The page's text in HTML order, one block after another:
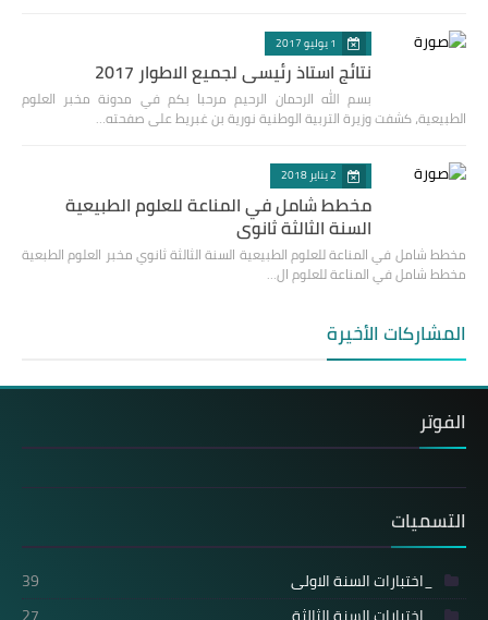
1 يوليو 2017
نتائج استاذ رئيسي لجميع الاطوار 2017
بسم الله الرحمان الرحيم مرحبا بكم في مدونة مخبر العلوم
الطبيعية، كشفت وزيرة التربية الوطنية نورية بن غبريط على صفحته…
2 يناير 2018
مخطط شامل في المناعة للعلوم الطبيعية
السنة الثالثة ثانوي
مخطط شامل في المناعة للعلوم الطبيعية السنة الثالثة ثانوي مخبر العلوم الطبعية
مخطط شامل في المناعة للعلوم ال…
المشاركات الأخيرة
الفوتر
التسميات
_اختبارات السنة الاولى
39